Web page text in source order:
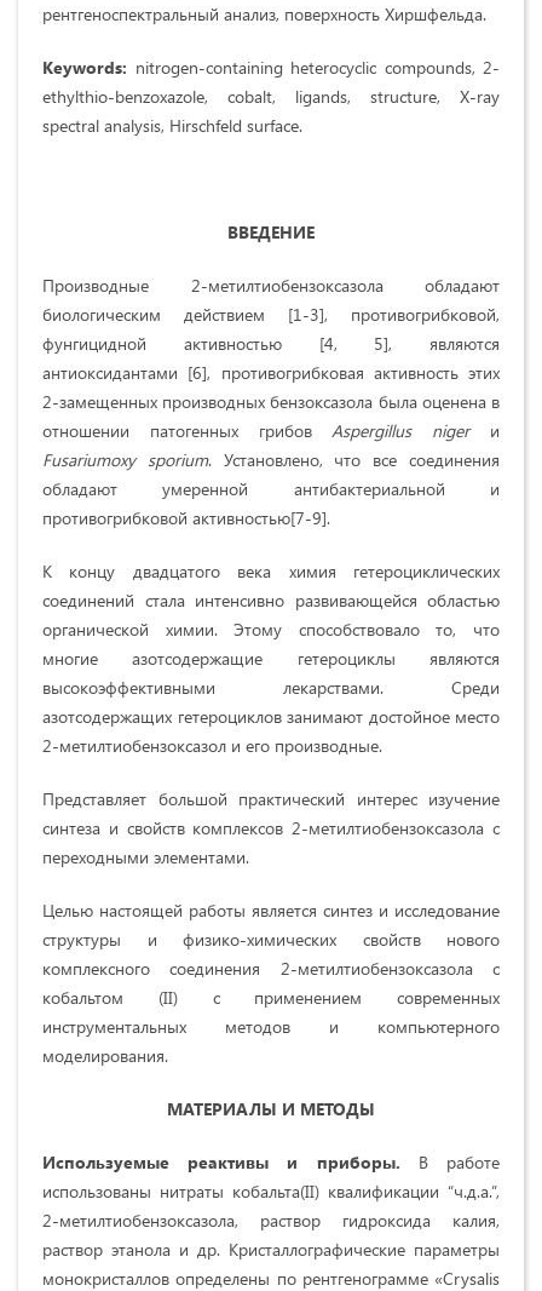
рентгеноспектральный анализ, поверхность Хиршфельда.
Keywords: nitrogen-containing heterocyclic compounds, 2-
ethylthio-benzoxazole, cobalt, ligands, structure, X-ray
spectral analysis, Hirschfeld surface.
ВВЕДЕНИЕ
Производные 2-метилтиобензоксазола обладают
биологическим действием [1-3], противогрибковой,
фунгицидной активностью [4, 5], являются
антиоксидантами [6], противогрибковая активность этих
2-замещенных производных бензоксазола была оценена в
отношении патогенных грибов Aspergillus nigerи
Fusariumoxy sporium. Установлено, что все соединения
обладают умеренной антибактериальной и
противогрибковой активностью[7-9].
К концу двадцатого века химия гетероциклических
соединений стала интенсивно развивающейся областью
органической химии. Этому способствовало то, что
многие азотсодержащие гетероциклы являются
высокоэффективными лекарствами. Среди
азотсодержащих гетероциклов занимают достойное место
2-метилтиобензоксазол и его производные.
Представляет большой практический интерес изучение
синтеза и свойств комплексов 2-метилтиобензоксазола с
переходными элементами.
Целью настоящей работы является синтез и исследование
структуры и физико-химических свойств нового
комплексного соединения 2-метилтиобензоксазола с
кобальтом (II) с применением современных
инструментальных методов и компьютерного
моделирования.
МАТЕРИАЛЫ И МЕТОДЫ
Используемые реактивы и приборы. В работе
использованы нитраты кобальта(II) квалификации “ч.д.а.”,
2-метилтиобензоксазола, раствор гидроксида калия,
раствор этанола и др. Кристаллографические параметры
монокристаллов определены по рентгенограмме «Crysalis